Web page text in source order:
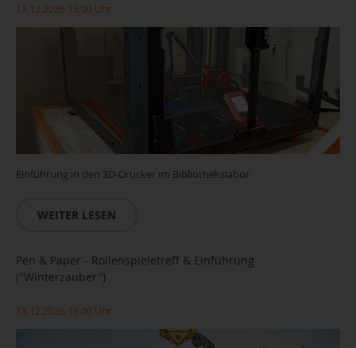
17.12.2026 15:00 Uhr
Einführung in den 3D-Drucker im Bibliothekslabor
WEITER LESEN
Pen & Paper - Rollenspieletreff & Einführung
("Winterzauber")
18.12.2026 15:00 Uhr